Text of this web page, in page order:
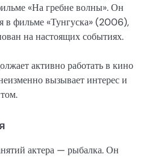
«На гребне волны». Он
в фильме «Тунгуска» (2006),
на настоящих событиях.
активно работать в кино
вызывает интерес и
актера — рыбалка. Он